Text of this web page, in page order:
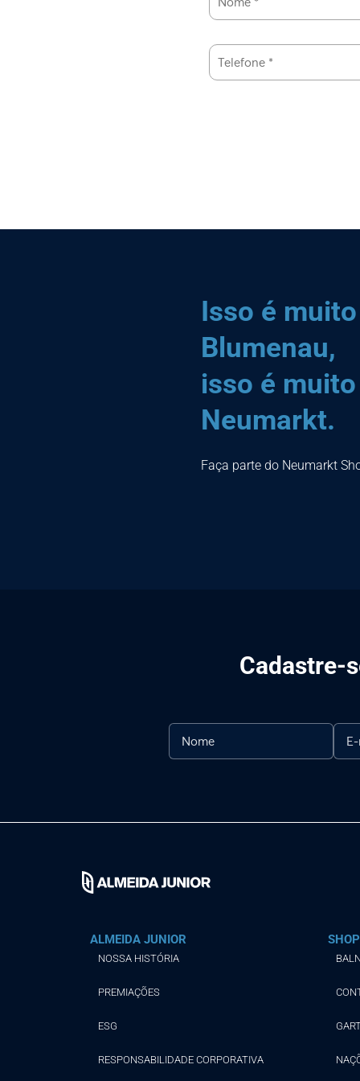
Isso é muito
Blumenau,
isso é muito
Neumarkt.
Faça parte do Neumarkt
Cadastre-
ALMEIDA JUNIOR
NOSSA HISTÓRIA
PREMIAÇÕES
ESG
RESPONSABILIDADE CORPORATIVA